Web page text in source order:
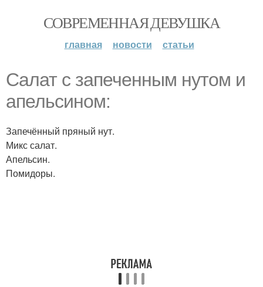
СОВРЕМЕННАЯ ДЕВУШКА
главная новости статьи
Салат с запеченным нутом и
апельсином:
Запечённый пряный нут.
Микс салат.
Апельсин.
Помидоры.